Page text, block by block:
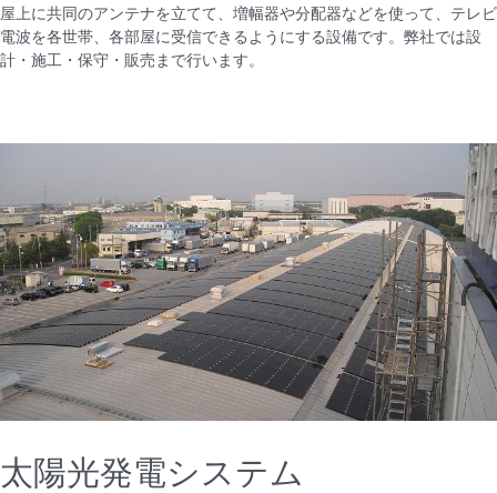
屋上に共同のアンテナを立てて、増幅器や分配器などを使って、テレビ
電波を各世帯、各部屋に受信できるようにする設備です。弊社では設
計・施工・保守・販売まで行います。
太陽光発電システム